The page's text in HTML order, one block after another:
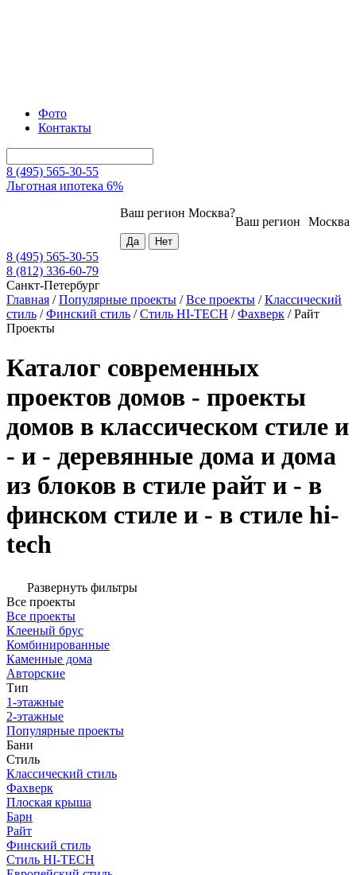
Фото
Контакты
8 (495) 565-30-55
Льготная ипотека 6%
Москва
Ваш регион
Ваш регион Москва?
8 (495) 565-30-55
8 (812) 336-60-79
Санкт-Петербург
Главная /Популярные проекты /Все проекты /Классический
стиль /Финский стиль /Стиль HI-TECH /Фахверк /Райт
Проекты
Каталог современных
проектов домов - проекты
домов в классическом стиле и
- и - деревянные дома и дома
из блоков в стиле райт и - в
финском стиле и - в стиле hi-
tech
Развернуть фильтры
Все проекты
Все проекты
Клееный брус
Комбинированные
Каменные дома
Авторские
Тип
1-этажные
2-этажные
Популярные проекты
Бани
Стиль
Классический стиль
Фахверк
Плоская крыша
Барн
Райт
Финский стиль
Стиль HI-TECH